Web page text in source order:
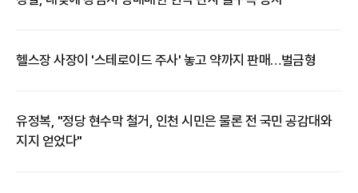
헬스장 사장이 '스테로이드 주사' 놓고 약까지 판매…벌금형
유정복, "정당 현수막 철거, 인천 시민은 물론 전 국민 공감대와
지지 얻었다"